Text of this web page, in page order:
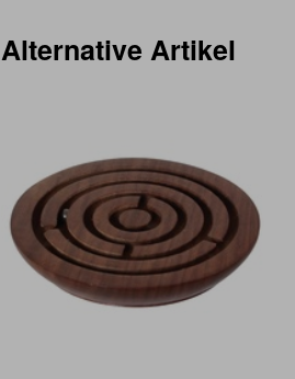
Alternative Artikel